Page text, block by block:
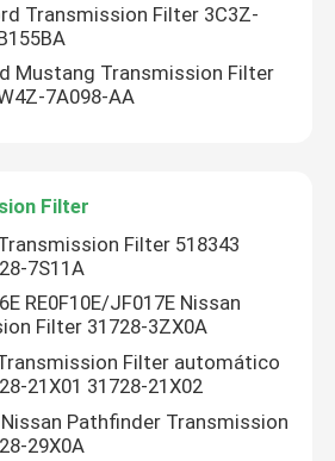
automática
de Toyota
Transmission Filter 3C3Z-
Mustang Transmission Filter
7A098-AA
Filter
Filter 518343
7S11A
RE0F10E/JF017E Nissan
Filter 31728-3ZX0A
Filter automático
21X01 31728-21X02
Nissan Pathfinder Transmission
29X0A